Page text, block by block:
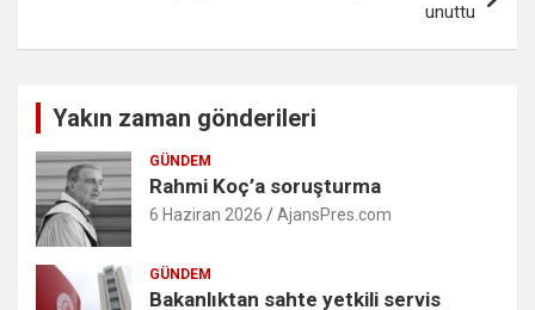
unuttu
Yakın zaman gönderileri
GÜNDEM
Rahmi Koç’a soruşturma
6 Haziran 2026 AjansPres.com
GÜNDEM
Bakanlıktan sahte yetkili servis